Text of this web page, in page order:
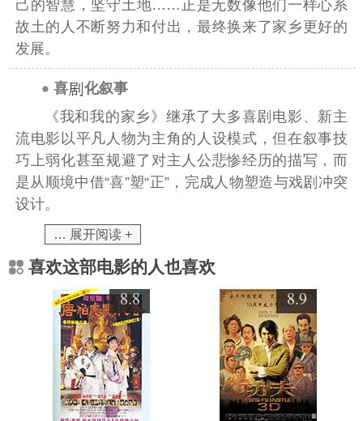
己的智慧，坚守土地……正是无数像他们一样心系
故土的人不断努力和付出，最终换来了家乡更好的
发展。
喜
化叙事
《我和我的家乡》继承了大多喜剧电影、新主
流电影以平凡人物为主角的人设模式，但在叙事技
巧上弱化甚至规避了对主人公悲惨经历的描写，而
是从顺境中借“喜”塑“正”，完成人物塑造与戏剧冲突
设计。
… 展开阅读 +
喜欢这部电影的人也喜欢
8.8 8.9